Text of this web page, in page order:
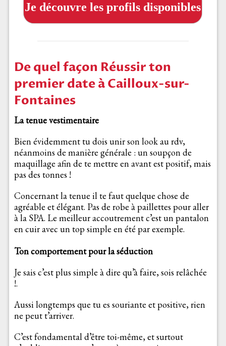
Je découvre les profils disponibles
De quel façon Réussir ton
premier date à Cailloux-sur-
Fontaines
La tenue vestimentaire
Bien évidemment tu dois unir son look au rdv,
néanmoins de manière générale : un soupçon de
maquillage afin de te mettre en avant est positif, mais
pas des tonnes !
Concernant la tenue il te faut quelque chose de
agréable et élégant. Pas de robe à paillettes pour aller
à la SPA. Le meilleur accoutrement c’est un pantalon
en cuir avec un top simple en été par exemple.
Ton comportement pour la séduction
Je sais c’est plus simple à dire qu’à faire, sois relâchée
!.
Aussi longtemps que tu es souriante et positive, rien
ne peut t’arriver.
C’est fondamental d’être toi-même, et surtout